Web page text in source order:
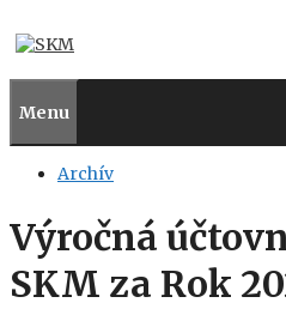
na
Menu
Archív
Výročná
SKM za Rok